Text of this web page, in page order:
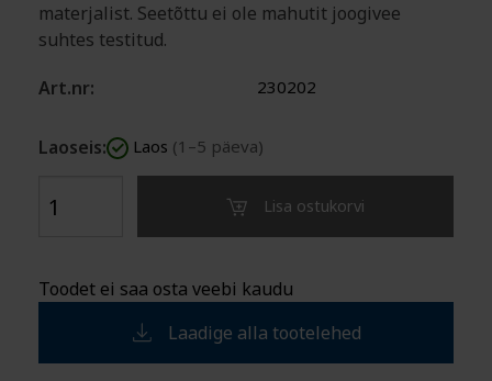
materjalist. Seetõttu ei ole mahutit joogivee
suhtes testitud.
Art.nr:
230202
Laoseis: Laos (1–5 päeva)
Lisa ostukorvi
Toodet ei saa osta veebi kaudu
Laadige alla tootelehed